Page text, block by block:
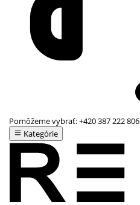
Pomôžeme vybrať:+420 387 222 806
Kategórie